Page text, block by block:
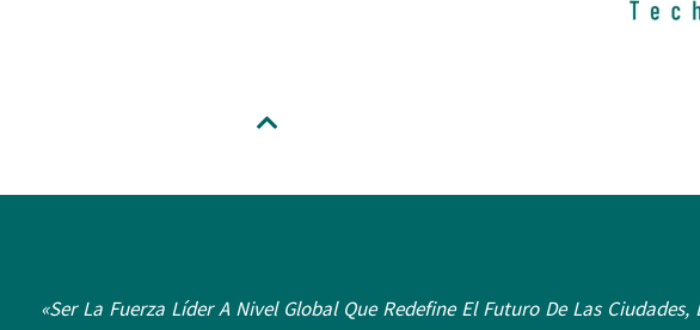
«Ser La Fuerza Líder A Nivel Global Que Redefine El Futuro De Las